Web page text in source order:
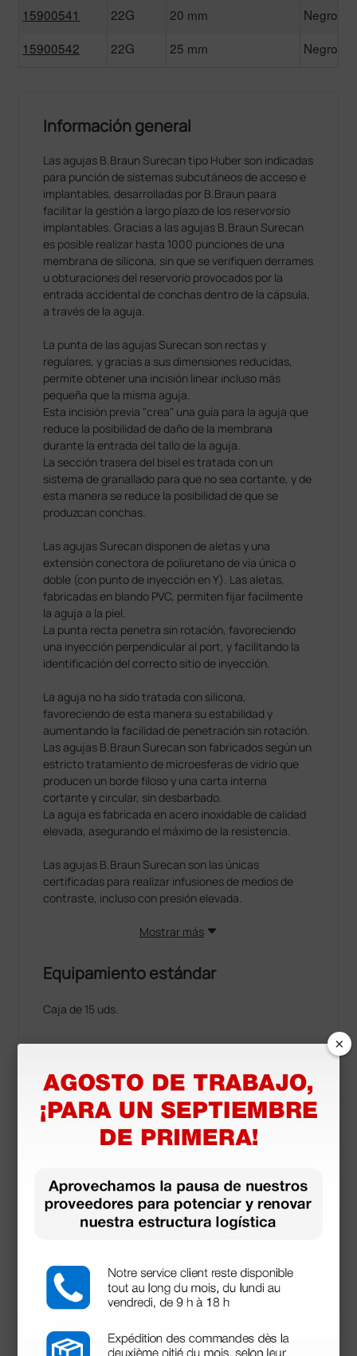
15900541 22G 20 mm Negro
15900542 22G 25 mm Negro
Información general
Las agujas B.Braun Surecan tipo Huber son indicadas
para punción de sistemas subcutáneos de acceso e
implantables, desarrolladas por B.Braun paara
facilitar la gestión a largo plazo de los reservorsio
implantables. Gracias a las agujas B.Braun Surecan
es posible realizar hasta 1000 punciones de una
membrana de silicona, sin que se verifiquen derrames
u obturaciones del reservorio provocados por la
entrada accidental de conchas dentro de la cápsula,
a través de la aguja.
La punta de las agujas Surecan son rectas y
regulares, y gracias a sus dimensiones reducidas,
permite obtener una incisión linear incluso más
pequeña que la misma aguja.
Esta incisión previa "crea" una guía para la aguja que
reduce la posibilidad de daño de la membrana
durante la entrada del tallo de la aguja.
La sección trasera del bisel es tratada con un
sistema de granallado para que no sea cortante, y de
esta manera se reduce la posibilidad de que se
produzcan conchas.
Las agujas Surecan disponen de aletas y una
extensión conectora de poliuretano de vía única o
doble (con punto de inyección en Y). Las aletas,
fabricadas en blando PVC, permiten fijar facilmente
la aguja a la piel.
La punta recta penetra sin rotación, favoreciendo
una inyección perpendicular al port, y facilitando la
identificación del correcto sitio de inyección.
La aguja no ha sido tratada con silicona,
favoreciendo de esta manera su estabilidad y
aumentando la facilidad de penetración sin rotación.
Las agujas B.Braun Surecan son fabricados según un
estricto tratamiento de microesferas de vidrio que
producen un borde filoso y una carta interna
cortante y circular, sin desbarbado.
La aguja es fabricada en acero inoxidable de calidad
elevada, asegurando el máximo de la resistencia.
Las agujas B.Braun Surecan son las únicas
certificadas para realizar infusiones de medios de
contraste, incluso con presión elevada.
Mostrar más
Equipamiento estándar
Caja de 15 uds.
Información técnica
Composición:
Aguja: acero inoxidable para uso médico
Aletas de fijación: PVC libre de DEHP,
Cánula de protección: polietileno
Tubo de conexión: poliamida
Cono de cierre: poliestireno
Tubo de extensión: poliuretano. Largo: 20 cm
pigmentación para indicar el tamaño de la aguja
(Gauge), y tinta para indicar la presión (325psi)
y el flujo máximo permitido
Características:
×